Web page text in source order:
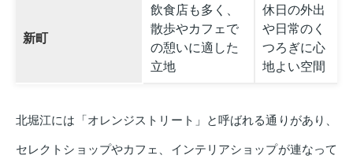
新町
飲食店も多く、
散歩やカフェで
の憩いに適した
立地
休日の外出
や日常のく
つろぎに心
地よい空間
北堀江には「オレンジストリート」と呼ばれる通りがあり、
セレクトショップやカフェ、インテリアショップが連なって